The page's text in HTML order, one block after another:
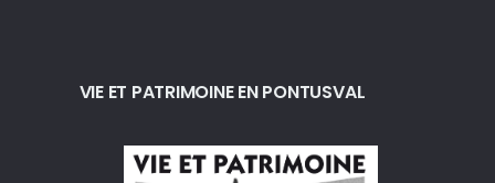
VIE ET PATRIMOINE EN PONTUSVAL